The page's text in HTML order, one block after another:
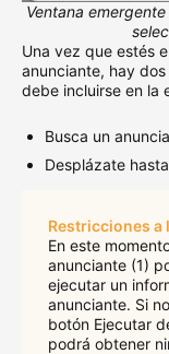
Ventana
Una vez que estés
anunciante, hay
debe incluirse en la
Busca un
Desplázate
Restricciones a
En este
anunciante (1)
ejecutar un
anunciante. Si
botón Ejecutar
podrá obtener